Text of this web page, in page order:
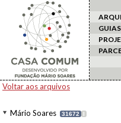
Voltar aos arquivos
Mário Soares 31672 I